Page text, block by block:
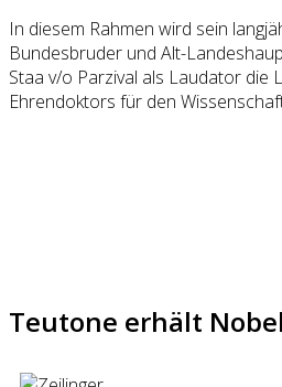
In diesem Rahmen wird sein
Bundesbruder und Alt-
Staa v/o Parzival als Laudator die
Ehrendoktors für den
Teutone erhält